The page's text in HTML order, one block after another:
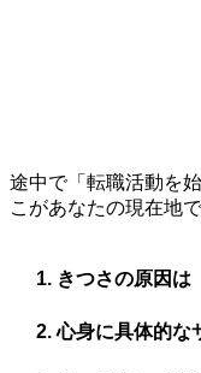
途中で「転職活動を
こがあなたの現在地で
きつさの原因は
心身に具体的な